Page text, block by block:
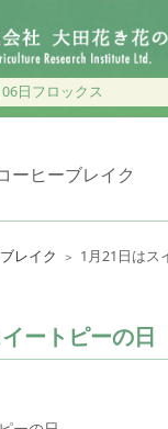
日フロックス
ーヒーブレイク
レイク ＞ 1月21日はス
ートピーの日